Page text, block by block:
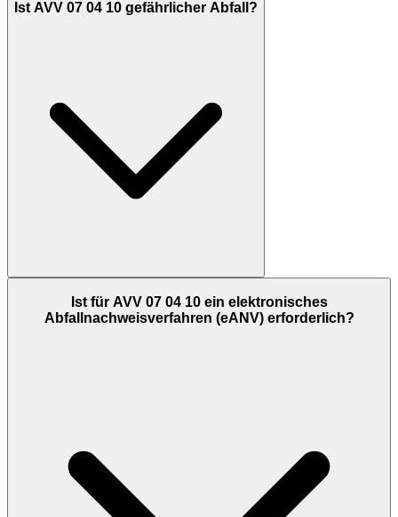
Ist AVV 07 04 10 gefährlicher Abfall?
Ist für AVV 07 04 10 ein elektronisches
Abfallnachweisverfahren (eANV) erforderlich?